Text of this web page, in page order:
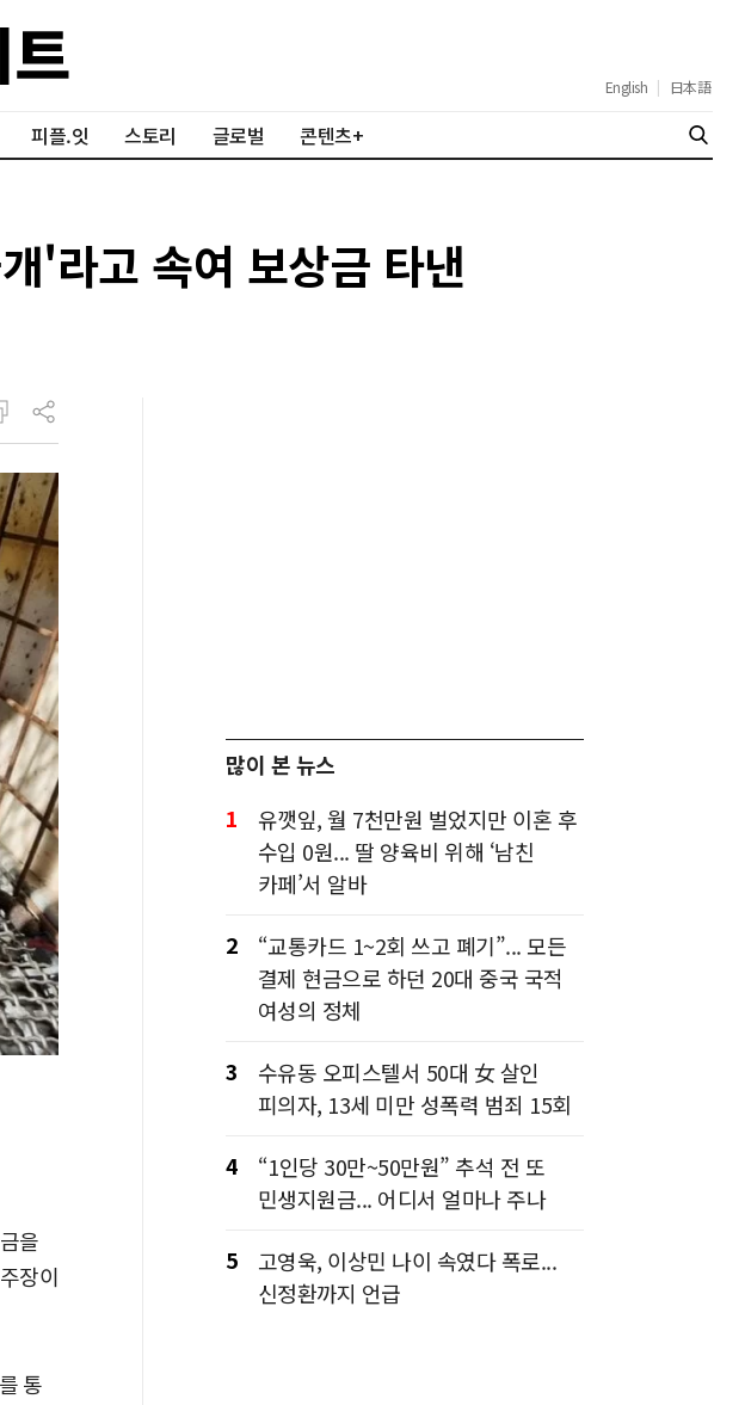
English | 日本語
피플.잇 스토리 글로벌 콘텐츠+
'라고 속여 보상금 타낸
을
장이
통
많이 본 뉴스
1
유깻잎, 월 7천만원 벌었지만 이혼 후
수입 0원... 딸 양육비 위해 ‘남친
카페’서 알바
2
“교통카드 1~2회 쓰고 폐기”... 모든
결제 현금으로 하던 20대 중국 국적
여성의 정체
3
수유동 오피스텔서 50대 女 살인
피의자, 13세 미만 성폭력 범죄 15회
4
“1인당 30만~50만원” 추석 전 또
민생지원금... 어디서 얼마나 주나
5
고영욱, 이상민 나이 속였다 폭로...
신정환까지 언급